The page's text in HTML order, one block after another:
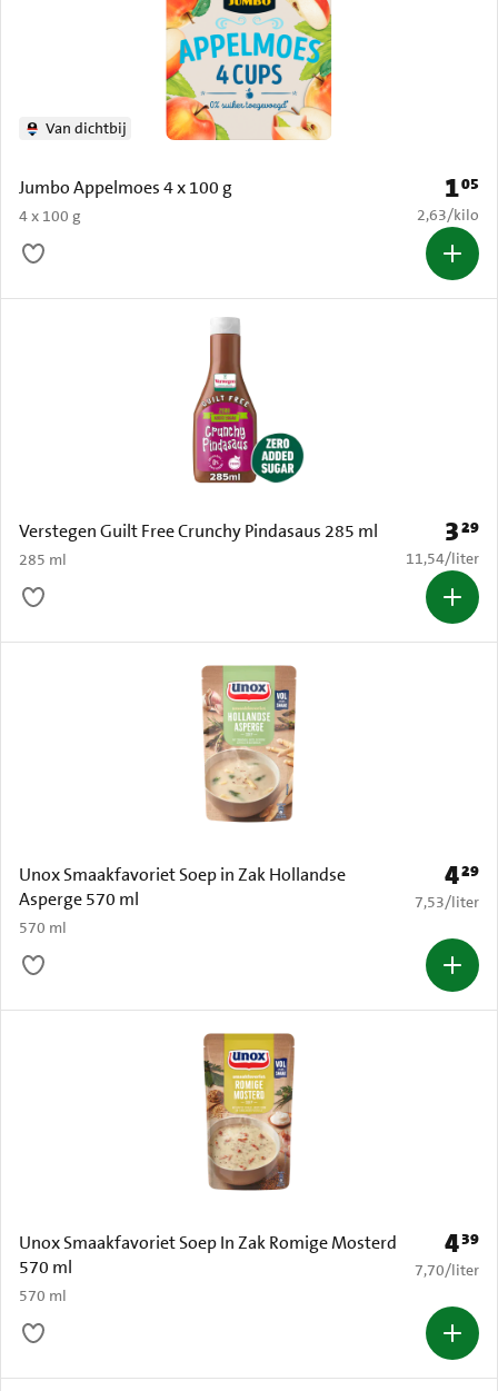
Jumbo Appelmoes 4 x 100 g
4 x 100 g
Van dichtbij
Prijs:
105
€ 2,63 per
2,63/kilo
Verstegen Guilt Free Crunchy Pindasaus 285 ml
285 ml
Prijs:
329
€ 11,54 per
11,54/liter
Unox Smaakfavoriet Soep in Zak Hollandse
Asperge 570 ml
570 ml
Prijs:
429
€ 7,53 per
7,53/liter
Unox Smaakfavoriet Soep In Zak Romige Mosterd
570 ml
570 ml
Prijs:
439
€ 7,70 per
7,70/liter